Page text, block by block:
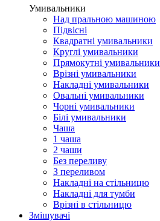
Умивальники
Над пральною машиною
Підвісні
Квадратні умивальники
Круглі умивальники
Прямокутні умивальники
Врізні умивальники
Накладні умивальники
Овальні умивальники
Чорні умивальники
Білі умивальники
Чаша
1 чаша
2 чаши
Без переливу
З переливом
Накладні на стільницю
Накладні для тумби
Врізні в стільницю
Змішувачі